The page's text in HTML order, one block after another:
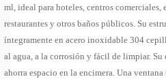
ml, ideal para hoteles, centros comerciales,
restaurantes y otros baños públicos. Su
íntegramente en acero inoxidable 304
al agua, a la corrosión y fácil de limpiar. Su
ahorra espacio en la encimera. Una